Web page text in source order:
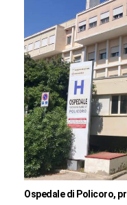
Ospedale di Policoro,